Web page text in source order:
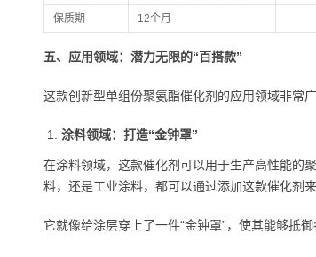
保质期 12个月
五、应用领域：潜力无限的“百搭款”
这款创新型单组份聚氨酯催化剂的应用领域非常
涂料领域：打造“金钟罩”
在涂料领域，这款催化剂可以用于生产高性能的
料，还是工业涂料，都可以通过添加这款催化剂
它就像给涂层穿上了一件“金钟罩”，使其能够抵御